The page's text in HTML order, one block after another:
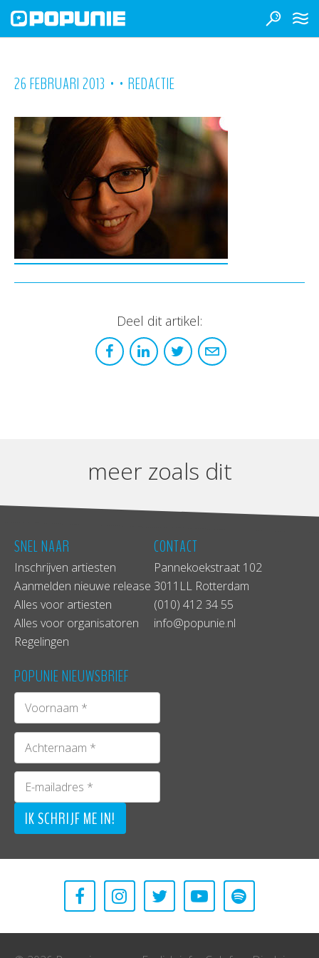
26 FEBRUARI 2013 • • REDACTIE
Deel dit artikel:
meer zoals dit
SNEL NAAR
Inschrijven artiesten
Aanmelden nieuwe release
Alles voor artiesten
Alles voor organisatoren
Regelingen
CONTACT
Pannekoekstraat 102
3011LL Rotterdam
(010) 412 34 55
info@popunie.nl
POPUNIE NIEUWSBRIEF